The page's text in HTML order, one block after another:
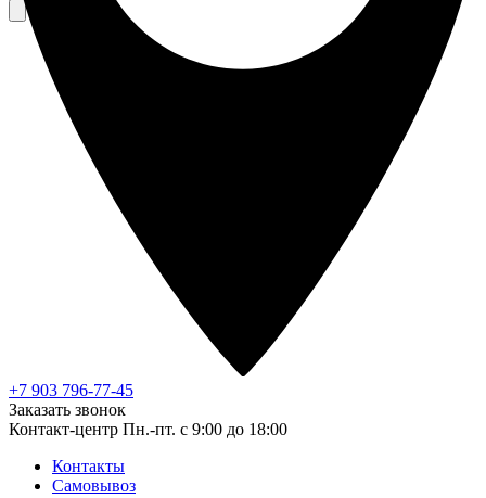
+7 903 796-77-45
Заказать звонок
Контакт-центр Пн.-пт. с 9:00 до 18:00
Контакты
Самовывоз